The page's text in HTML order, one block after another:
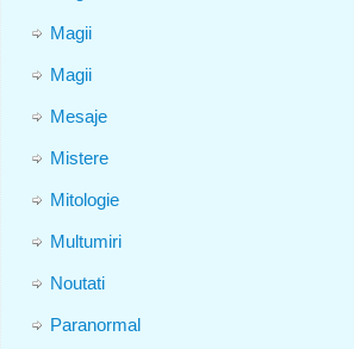
Magii
Magii
Mesaje
Mistere
Mitologie
Multumiri
Noutati
Paranormal